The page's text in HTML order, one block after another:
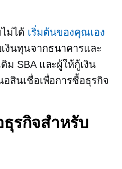
ม่ได้ เริ่มต้นของคุณเอง
งินทุนจากธนาคารและ
ม SBA และผู้ให้กู้เงิน
สินเชื่อเพื่อการซื้อธุรกิจ
ธุรกิจสำหรับ